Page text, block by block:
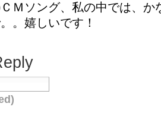
Ｍソング、私の中では、か
。嬉しいです！